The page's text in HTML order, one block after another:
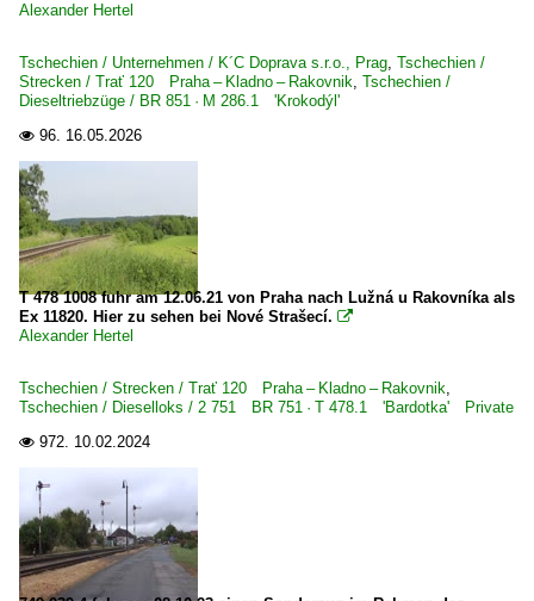
Alexander Hertel
Tschechien / Unternehmen / K´C Doprava s.r.o., Prag, Tschechien /
Strecken / Trať 120 Praha – Kladno – Rakovnik, Tschechien /
Dieseltriebzüge / BR 851 · M 286.1 'Krokodýl'
 96. 16.05.2026
T 478 1008 fuhr am 12.06.21 von Praha nach Lužná u Rakovníka als
Ex 11820. Hier zu sehen bei Nové Strašecí. 
Alexander Hertel
Tschechien / Strecken / Trať 120 Praha – Kladno – Rakovnik,
Tschechien / Dieselloks / 2 751 BR 751 · T 478.1 'Bardotka' Private
 972. 10.02.2024